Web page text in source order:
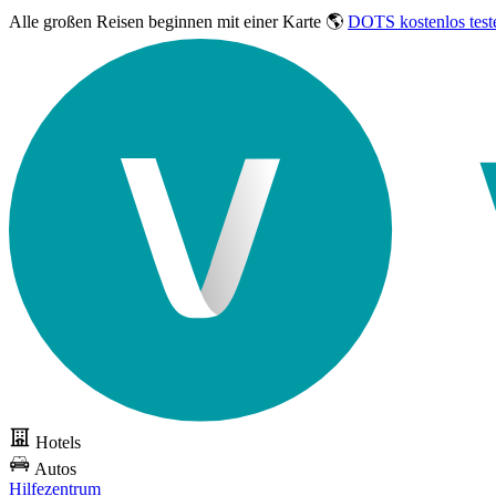
Alle großen Reisen beginnen mit einer Karte 🌎 DOTS kostenlos
Hotels
Autos
Hilfezentrum